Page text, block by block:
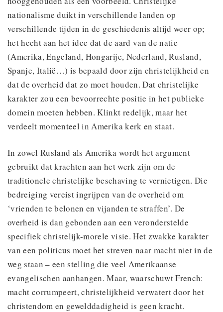
nationalisme duikt in verschillende landen op
verschillende tijden in de geschiedenis altijd weer op;
het hecht aan het idee dat de aard van de natie
(Amerika, Engeland, Hongarije, Nederland, Rusland,
Spanje, Italië…) is bepaald door zijn christelijkheid en
dat de overheid dat zo moet houden. Dat christelijke
karakter zou een bevoorrechte positie in het publieke
domein moeten hebben. Klinkt redelijk, maar het
verdeelt momenteel in Amerika kerk en staat.
In zowel Rusland als Amerika wordt het argument
gebruikt dat krachten aan het werk zijn om de
traditionele christelijke beschaving te vernietigen. Die
bedreiging vereist ingrijpen van de overheid om
‘vrienden te belonen en vijanden te straffen’. De
overheid is dan gebonden aan een veronderstelde
specifiek christelijk-morele visie. Het zwakke karakter
van een politicus moet het streven naar macht niet in de
weg staan – een stelling die veel Amerikaanse
evangelischen aanhangen. Maar, waarschuwt French:
macht corrumpeert, christelijkheid verwatert door het
christendom en gewelddadigheid is geen kracht.